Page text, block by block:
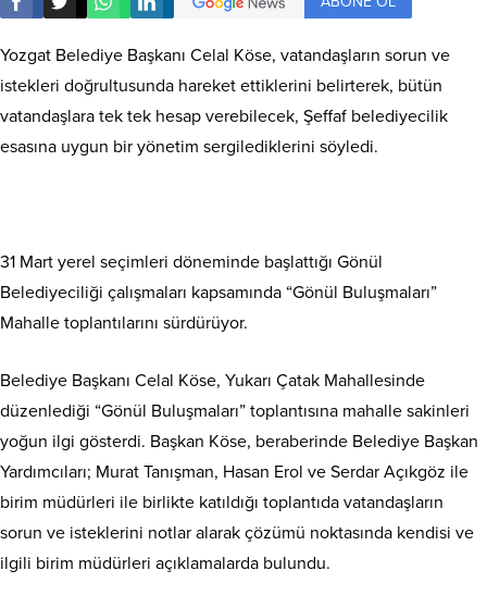
Yozgat Belediye Başkanı Celal Köse, vatandaşların sorun ve
istekleri doğrultusunda hareket ettiklerini belirterek, bütün
vatandaşlara tek tek hesap verebilecek, Şeffaf belediyecilik
esasına uygun bir yönetim sergilediklerini söyledi.
31 Mart yerel seçimleri döneminde başlattığı Gönül
Belediyeciliği çalışmaları kapsamında “Gönül Buluşmaları”
Mahalle toplantılarını sürdürüyor.
Belediye Başkanı Celal Köse, Yukarı Çatak Mahallesinde
düzenlediği “Gönül Buluşmaları” toplantısına mahalle sakinleri
yoğun ilgi gösterdi. Başkan Köse, beraberinde Belediye Başkan
Yardımcıları; Murat Tanışman, Hasan Erol ve Serdar Açıkgöz ile
birim müdürleri ile birlikte katıldığı toplantıda vatandaşların
sorun ve isteklerini notlar alarak çözümü noktasında kendisi ve
ilgili birim müdürleri açıklamalarda bulundu.